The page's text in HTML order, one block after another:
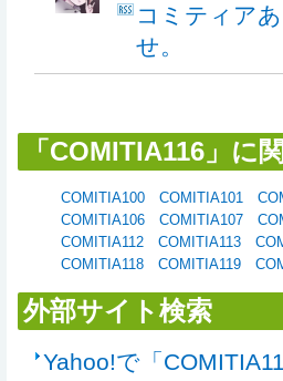
コミティア
せ。
「COMITIA116」に
COMITIA100 COMITIA101
COMITIA106
COMITIA107
COMITIA112
COMITIA113
COMITIA118
COMITIA119
外部サイト検索
Yahoo!で「